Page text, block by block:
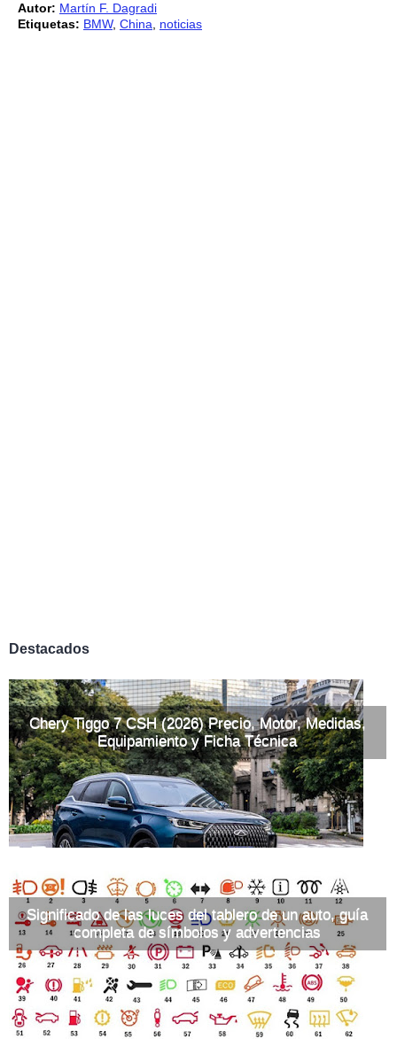
Autor: Martín F. Dagradi
Etiquetas: BMW, China noticias
Destacados
Chery Tiggo 7 CSH (2026) Precio, Motor, Medidas,
Equipamiento y Ficha Técnica
Significado de las luces del tablero de un auto, guía
completa de símbolos y advertencias